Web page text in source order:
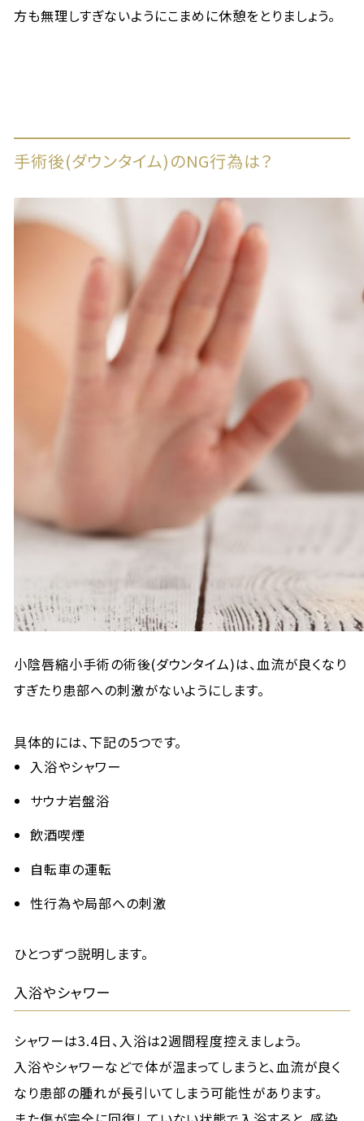
方も無理しすぎないようにこまめに休憩をとりましょう。
手術後(ダウンタイム)のNG行為は？
小陰唇縮小手術の術後(ダウンタイム)は、血流が良くなり
すぎたり患部への刺激がないようにします。
具体的には、下記の5つです。
入浴やシャワー
サウナ岩盤浴
飲酒喫煙
自転車の運転
性行為や局部への刺激
ひとつずつ説明します。
入浴やシャワー
シャワーは3.4日、入浴は2週間程度控えましょう。
入浴やシャワーなどで体が温まってしまうと、血流が良く
なり患部の腫れが長引いてしまう可能性があります。